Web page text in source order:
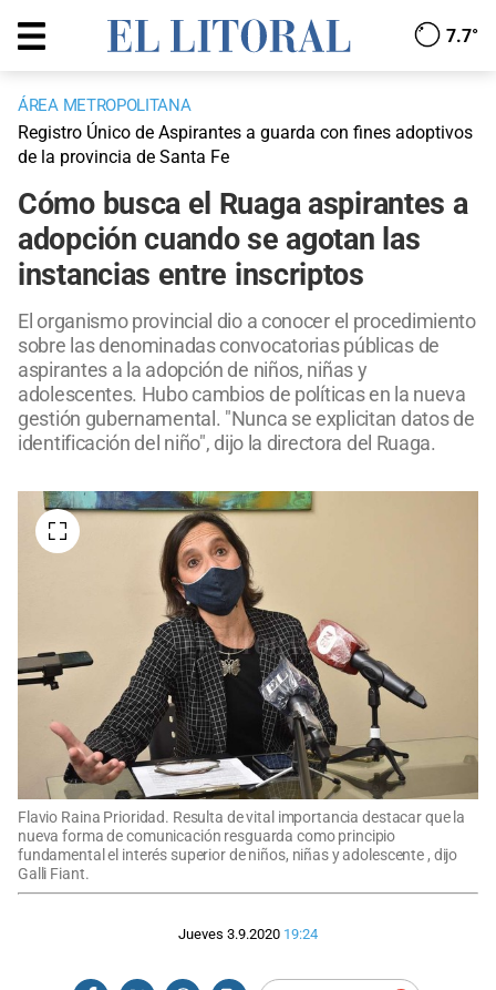
7.7°
ÁREA METROPOLITANA
Registro Único de Aspirantes a guarda con fines adoptivos
de la provincia de Santa Fe
Cómo busca el Ruaga aspirantes a
adopción cuando se agotan las
instancias entre inscriptos
El organismo provincial dio a conocer el procedimiento
sobre las denominadas convocatorias públicas de
aspirantes a la adopción de niños, niñas y
adolescentes. Hubo cambios de políticas en la nueva
gestión gubernamental. "Nunca se explicitan datos de
identificación del niño", dijo la directora del Ruaga.
Flavio Raina Prioridad. Resulta de vital importancia destacar que la
nueva forma de comunicación resguarda como principio
fundamental el interés superior de niños, niñas y adolescente , dijo
Galli Fiant.
Jueves 3.9.2020 19:24